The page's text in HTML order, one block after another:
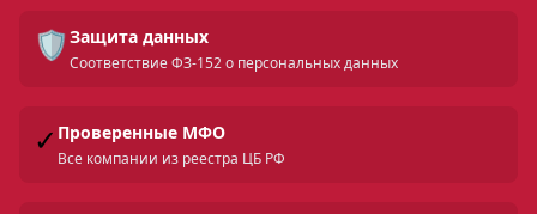
🛡️ Защита данных
Соответствие ФЗ-152 о персональных данных
✓ Проверенные МФО
Все компании из реестра ЦБ РФ